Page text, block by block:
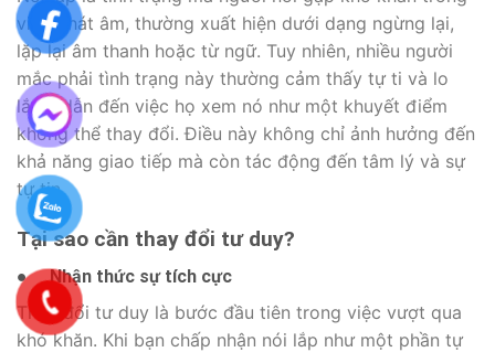
việc phát âm, thường xuất hiện dưới dạng ngừng lại,
lặp lại âm thanh hoặc từ ngữ. Tuy nhiên, nhiều người
mắc phải tình trạng này thường cảm thấy tự ti và lo
lắng, dẫn đến việc họ xem nó như một khuyết điểm
không thể thay đổi. Điều này không chỉ ảnh hưởng đến
khả năng giao tiếp mà còn tác động đến tâm lý và sự
tự tin.
Tại sao cần thay đổi tư duy?
●Nhận thức sự tích cực
Thay đổi tư duy là bước đầu tiên trong việc vượt qua
khó khăn. Khi bạn chấp nhận nói lắp như một phần tự